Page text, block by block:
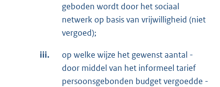
geboden wordt door het sociaal
netwerk op basis van vrijwilligheid (niet
vergoed);
iii.
op welke wijze het gewenst aantal -
door middel van het informeel tarief
persoonsgebonden budget vergoedde -